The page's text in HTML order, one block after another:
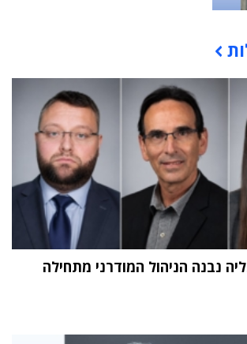
נבנה הניהול המודרני מתחילה